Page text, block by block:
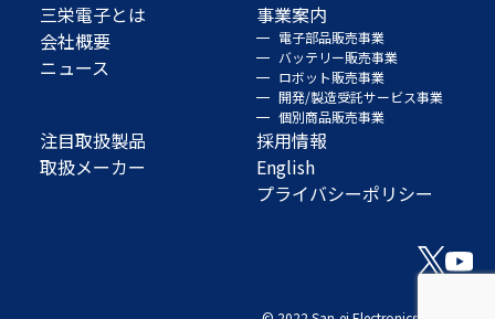
三栄電子とは
会社概要
ニュース
事業案内
電子部品販売事業
バッテリー販売事業
ロボット販売事業
開発/製造受託サービス事業
個別商品販売事業
注目取扱製品
取扱メーカー
採用情報
English
プライバシーポリシー